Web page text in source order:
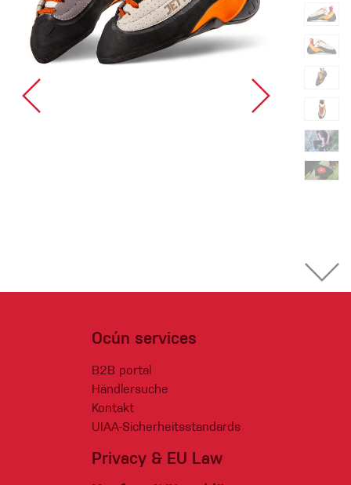
Ocún services
B2B portal
Händlersuche
Kontakt
UIAA-Sicherheitsstandards
Privacy & EU Law